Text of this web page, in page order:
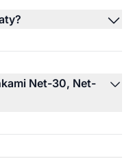
Net-30, Net-